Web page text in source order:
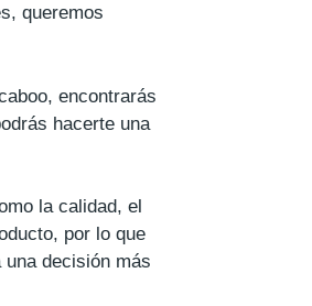
queremos
encontrarás
hacerte una
la calidad, el
por lo que
decisión más